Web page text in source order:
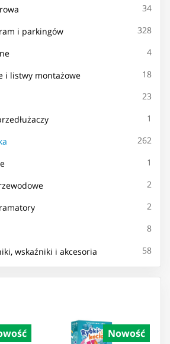
34
i parkingów 328
4
i listwy montażowe 18
23
1
262
1
2
2
8
wskaźniki i akcesoria 58
Nowość